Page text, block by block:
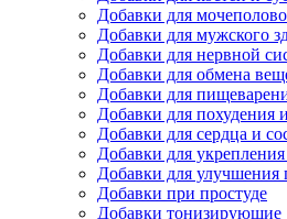
Добавки для
Добавки для мужского
Добавки для нервной
Добавки для обмена
Добавки для
Добавки для похудения
Добавки для сердца и
Добавки для
Добавки для улучшения
Добавки при простуде
Добавки тонизирующие